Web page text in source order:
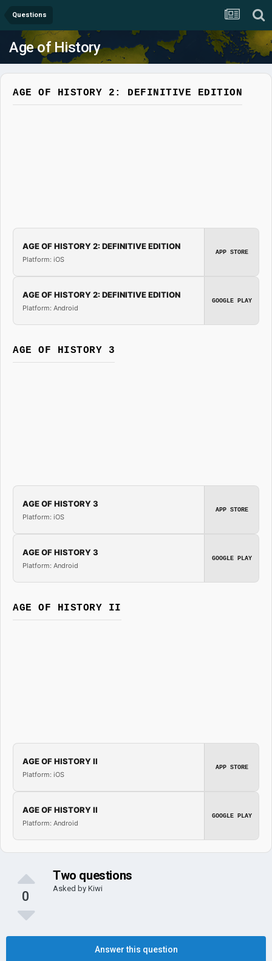
Questions
Age of History
AGE OF HISTORY 2: DEFINITIVE EDITION
AGE OF HISTORY 2: DEFINITIVE EDITION
Platform: iOS
APP STORE
AGE OF HISTORY 2: DEFINITIVE EDITION
Platform: Android
GOOGLE PLAY
AGE OF HISTORY 3
AGE OF HISTORY 3
Platform: iOS
APP STORE
AGE OF HISTORY 3
Platform: Android
GOOGLE PLAY
AGE OF HISTORY II
AGE OF HISTORY II
Platform: iOS
APP STORE
AGE OF HISTORY II
Platform: Android
GOOGLE PLAY
0
Two questions
Asked by Kiwi
Answer this question